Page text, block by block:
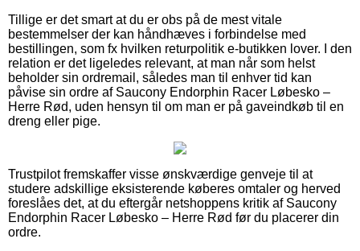
Tillige er det smart at du er obs på de mest vitale
bestemmelser der kan håndhæves i forbindelse med
bestillingen, som fx hvilken returpolitik e-butikken lover. I den
relation er det ligeledes relevant, at man når som helst
beholder sin ordremail, således man til enhver tid kan
påvise sin ordre af Saucony Endorphin Racer Løbesko –
Herre Rød, uden hensyn til om man er på gaveindkøb til en
dreng eller pige.
Trustpilot fremskaffer visse ønskværdige genveje til at
studere adskillige eksisterende køberes omtaler og herved
foreslåes det, at du eftergår netshoppens kritik af Saucony
Endorphin Racer Løbesko – Herre Rød før du placerer din
ordre.